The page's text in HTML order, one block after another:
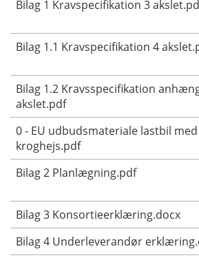
Bilag 1 Kravspecifikation 3
Bilag 1.1 Kravspecifikation 4
Bilag 1.2 Kravsspecifikation
akslet.pdf
0 - EU udbudsmateriale lastbil med
kroghejs.pdf
Bilag 2 Planlægning.pdf
Bilag 3 Konsortieerklæring.docx
Bilag 4 Underleverandør